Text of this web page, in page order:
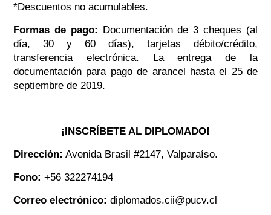
*Descuentos no acumulables.
Formas de pago: Documentación de 3 cheques (al
día, 30 y 60 días), tarjetas débito/crédito,
transferencia electrónica. La entrega de la
documentación para pago de arancel hasta el 25 de
septiembre de 2019.
¡INSCRÍBETE AL DIPLOMADO!
Dirección: Avenida Brasil #2147, Valparaíso.
Fono: +56 322274194
Correo electrónico: diplomados.cii@pucv.cl